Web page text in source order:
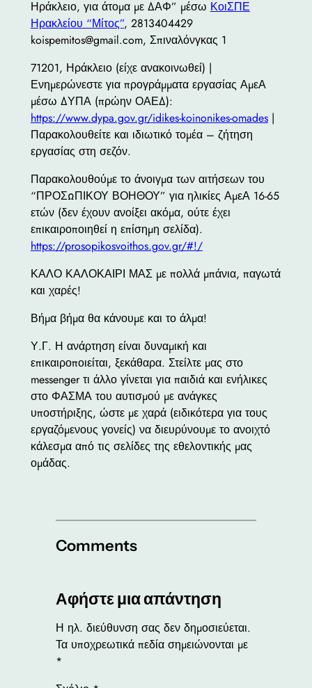
Ηράκλειο, για άτομα με ΔΑΦ” μέσω ΚοιΣΠΕ
Ηρακλείου “Μίτος”, 2813404429
koispemitos@gmail.com, Σπιναλόνγκας 1
71201, Ηράκλειο (είχε ανακοινωθεί) |
Ενημερώνεστε για προγράμματα εργασίας ΑμεΑ
μέσω ΔΥΠΑ (πρώην ΟΑΕΔ):
https://www.dypa.gov.gr/idikes-koinonikes-omades|
Παρακολουθείτε και ιδιωτικό τομέα – ζήτηση
εργασίας στη σεζόν.
Παρακολουθούμε το άνοιγμα των αιτήσεων του
“ΠΡΟΣΩΠΙΚΟΥ ΒΟΗΘΟΥ” για ηλικίες ΑμεΑ 16-65
ετών (δεν έχουν ανοίξει ακόμα, ούτε έχει
επικαιροποιηθεί η επίσημη σελίδα).
https://prosopikosvoithos.gov.gr/#!/
ΚΑΛΟ ΚΑΛΟΚΑΙΡΙ ΜΑΣ με πολλά μπάνια, παγωτά
και χαρές!
Βήμα βήμα θα κάνουμε και το άλμα!
Υ.Γ. Η ανάρτηση είναι δυναμική και
επικαιροποιείται, ξεκάθαρα. Στείλτε μας στο
messenger τι άλλο γίνεται για παιδιά και ενήλικες
στο ΦΑΣΜΑ του αυτισμού με ανάγκες
υποστήριξης, ώστε με χαρά (ειδικότερα για τους
εργαζόμενους γονείς) να διευρύνουμε το ανοιχτό
κάλεσμα από τις σελίδες της εθελοντικής μας
ομάδας.
Comments
Αφήστε μια απάντηση
Η ηλ. διεύθυνση σας δεν δημοσιεύεται.
Τα υποχρεωτικά πεδία σημειώνονται με
*